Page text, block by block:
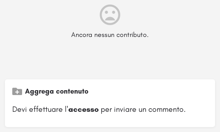
Ancora nessun contributo.
Aggrega contenuto
Devi effettuare l'accesso per inviare un commento.